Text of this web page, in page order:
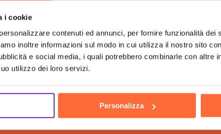
i cookie
contenuti ed annunci, per fornire funzionalità dei
inoltre informazioni sul modo in cui utilizza il nostro sito
e social media, i quali potrebbero combinarle con altre
utilizzo dei loro servizi.
Personalizza